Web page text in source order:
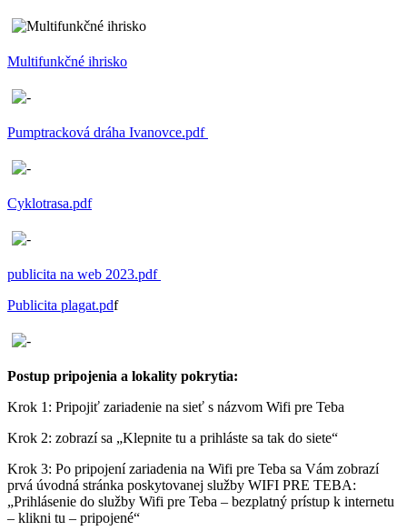
Multifunkčné ihrisko
Pumptracková dráha Ivanovce.pdf
Cyklotrasa.pdf
publicita na web 2023.pdf
Publicita plagat.pdf
Postup pripojenia a lokality pokrytia:
Krok 1: Pripojiť zariadenie na sieť s názvom Wifi pre Teba
Krok 2: zobrazí sa „Klepnite tu a prihláste sa tak do siete“
Krok 3: Po pripojení zariadenia na Wifi pre Teba sa Vám zobrazí
prvá úvodná stránka poskytovanej služby WIFI PRE TEBA:
„Prihlásenie do služby Wifi pre Teba – bezplatný prístup k internetu
– klikni tu – pripojené“